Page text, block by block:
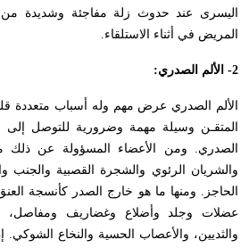
اليسرى عند حدوث زلة مفاجئة وشديدة من
المريض في أثناء الاستلقاء.
2- الألم الصدري:
الألم الصدري عرض مهم وله أسباب متعددة
المتقـن وسيلة مهمة وضرورية للتوصل إلى
الصدري. ومن الأعضاء المسؤولة عن ذلك
والشريان الرئوي والشجرة القصبية والجنب
الحاجز. ومنها ما هو خارج الصدر كأنسجة
عضلات وجلد وأضلاع وغضاريف ومفاصل،
والثديين، والأعصاب الحسية والنخاع